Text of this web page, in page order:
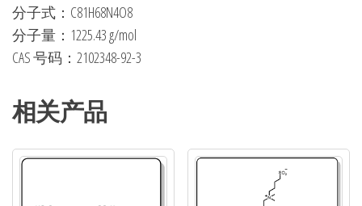
分子式：C81H68N4O8
分子量：1225.43 g/mol
CAS 号码：2102348-92-3
相关产品